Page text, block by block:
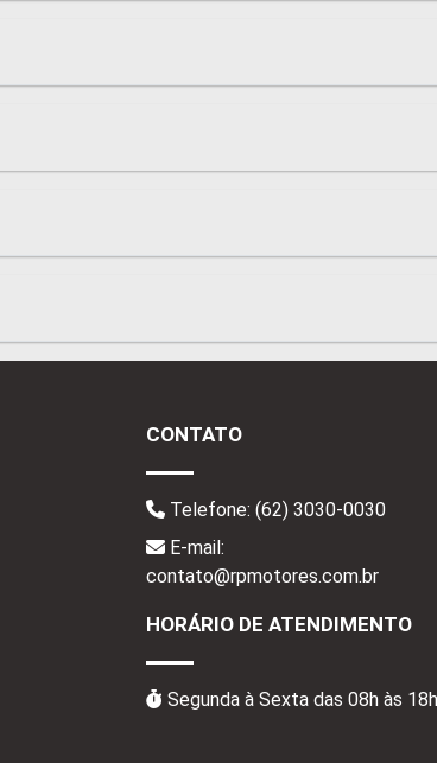
CONTATO
Telefone: (62) 3030-0030
E-mail:
contato@rpmotores.com.br
HORÁRIO DE ATENDIMENTO
Segunda à Sexta das 08h às 18h